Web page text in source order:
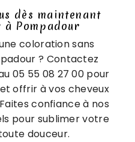
dès maintenant
à Pompadour
coloration sans
? Contactez
05 55 08 27 00 pour
offrir à vos cheveux
confiance à nos
pour sublimer votre
douceur.